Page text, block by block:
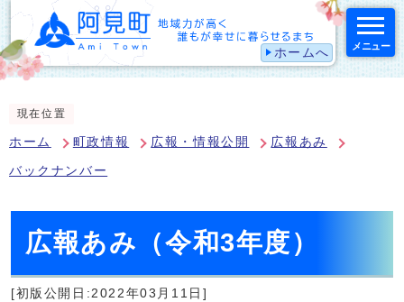
ホームへ メニュー
現在位置
ホーム 町政情報 広報・情報公開 広報あみ
バックナンバー
広報あみ（令和3年度）
[初版公開日:2022年03月11日]